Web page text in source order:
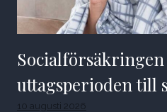
uttagsperioden till
10 augusti 2026